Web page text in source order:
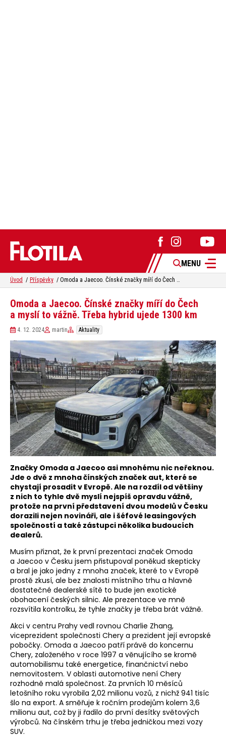
MENU
Úvod Příspěvky Omoda a Jaecoo. Čínské značky míří do Čech a myslí to vážně. Třeba hybrid ujede 1300 km
Omoda a Jaecoo. Čínské značky míří do Čech
a myslí to vážně. Třeba hybrid ujede 1300 km
4. 12. 2024 martin Aktuality
Značky Omoda a Jaecoo asi mnohému nic neřeknou.
Jde o dvě z mnoha čínských značek aut, které se
chystají prosadit v Evropě. Ale na rozdíl od většiny
z nich to tyhle dvě myslí nejspíš opravdu vážně,
protože na první představení dvou modelů v Česku
dorazili nejen novináři, ale i šéfové leasingových
společností a také zástupci několika budoucích
dealerů.
Musím přiznat, že k první prezentaci značek Omoda
a Jaecoo v Česku jsem přistupoval poněkud skepticky
a bral je jako jedny z mnoha značek, které to v Evropě
prostě zkusí, ale bez znalosti místního trhu a hlavně
dostatečné dealerské sítě to bude jen exotické
obohacení českých silnic. Ale prezentace ve mně
rozsvítila kontrolku, že tyhle značky je třeba brát vážně.
Akci v centru Prahy vedl rovnou Charlie Zhang,
viceprezident společnosti Chery a prezident její evropské
pobočky. Omoda a Jaecoo patří právě do koncernu
Chery, založeného v roce 1997 a věnujícího se kromě
automobilismu také energetice, finančnictví nebo
nemovitostem. V oblasti automotive není Chery
rozhodně malá společnost. Za prvních 10 měsíců
letošního roku vyrobila 2,02 milionu vozů, z nichž 941 tisíc
šlo na export. A směřuje k ročním prodejům kolem 3,6
milionu aut, což by ji řadilo do první desítky světových
výrobců. Na čínském trhu je třeba jedničkou mezi vozy
SUV.